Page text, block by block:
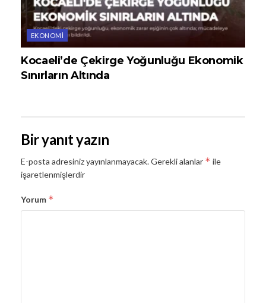
EKONOMI
Kocaeli’de Çekirge Yoğunluğu Ekonomik
Sınırların Altında
Bir yanıt yazın
E-posta adresiniz yayınlanmayacak.Gerekli alanlar * ile
işaretlenmişlerdir
Yorum *